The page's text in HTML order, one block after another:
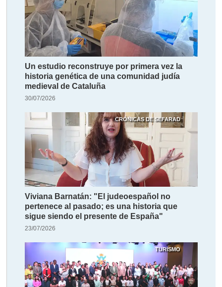
Un estudio reconstruye por primera vez la
historia genética de una comunidad judía
medieval de Cataluña
30/07/2026
CRÓNICAS DE SEFARAD
Viviana Barnatán: "El judeoespañol no
pertenece al pasado; es una historia que
sigue siendo el presente de España"
23/07/2026
TURISMO